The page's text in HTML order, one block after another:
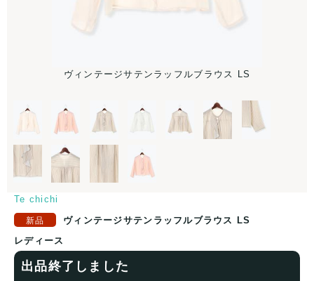
ヴィンテージサテンラッフルブラウス LS
Te chichi
ヴィンテージサテンラッフルブラウス LS
レディース
出品終了しました